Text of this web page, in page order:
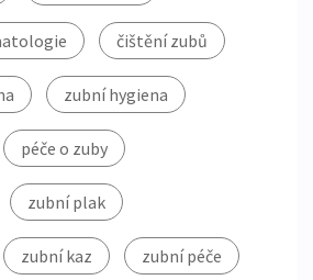
čištění zubů
zubní hygiena
péče o zuby
zubní plak
zubní kaz zubní péče